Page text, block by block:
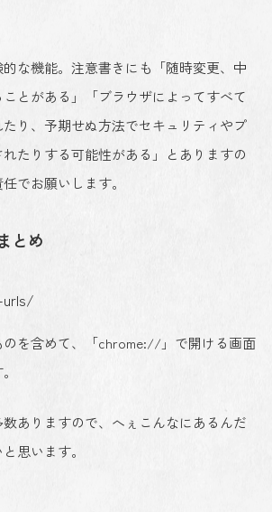
な機能。注意書きにも「随時変更、中
とがある」「ブラウザによってすべて
り、予期せぬ方法でセキュリティやプ
たりする可能性がある」とありますの
でお願いします。
とめ
を含めて、「chrome://」で開ける画面
ありますので、へぇこんなにあるんだ
思います。